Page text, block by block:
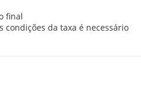
final
condições da taxa é necessário